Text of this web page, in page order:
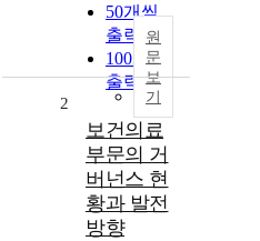
50개씩
출력
100개씩
출력
원
문
보
기
2
보건의료
부문의 거
버넌스 현
황과 발전
방향